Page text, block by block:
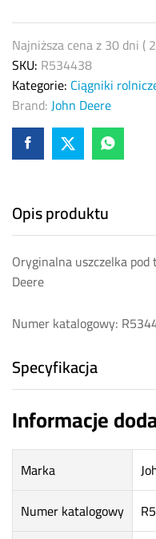
Najniższa cena z 30 dni (
SKU: R534438
Kategorie: Ciągniki
Brand:John Deere
Opis produktu
Oryginalna uszczelka
Deere
Numer katalogowy:
Specyfikacja
Informacje
Marka
Numer katalogowy